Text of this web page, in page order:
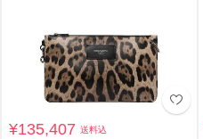
¥135,407送料込